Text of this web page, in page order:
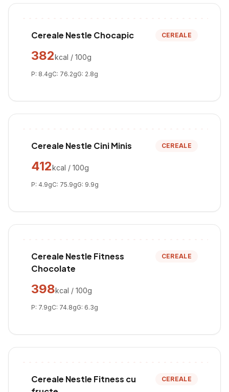
Cereale Nestle Chocapic CEREALE
382kcal / 100g
P: 8.4gC: 76.2gG: 2.8g
Cereale Nestle Cini Minis CEREALE
412kcal / 100g
P: 4.9gC: 75.9gG: 9.9g
Cereale Nestle Fitness
Chocolate
CEREALE
398kcal / 100g
P: 7.9gC: 74.8gG: 6.3g
Cereale Nestle Fitness cu
CEREALE